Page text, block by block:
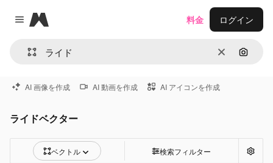
Close menu
Magnific
消去 画像で
料金 ログイン
AI 画像を作成 AI 動画を作成 AI アイコンを作成
ライドベクター
ベクトル 検索フィルター